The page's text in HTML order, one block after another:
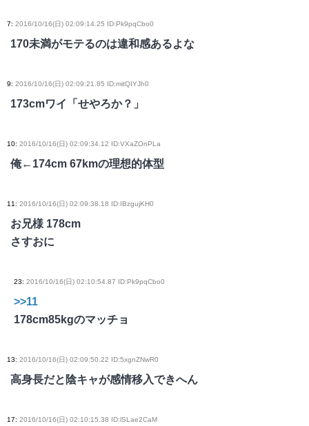
7: 2016/10/16(日) 02:09:14.25 ID:Pk9pqCbo0
170未満がモテるのは違和感あるよな
9: 2016/10/16(日) 02:09:21.85 ID:mitQIYJh0
173cmワイ「せやろか？」
10: 2016/10/16(日) 02:09:34.12 ID:VXaZOnPLa
俺←174cm 67kmの理想的体型
11: 2016/10/16(日) 02:09:38.18 ID:IBzgujKH0
お兄様 178cm
さすおに
23: 2016/10/16(日) 02:10:54.87 ID:Pk9pqCbo0
>>11
178cm85kgのマッチョ
13: 2016/10/16(日) 02:09:50.22 ID:5xgnZNwR0
高身長だと陰キャが感情移入できへん
17: 2016/10/16(日) 02:10:15.38 ID:lSLae2CaM